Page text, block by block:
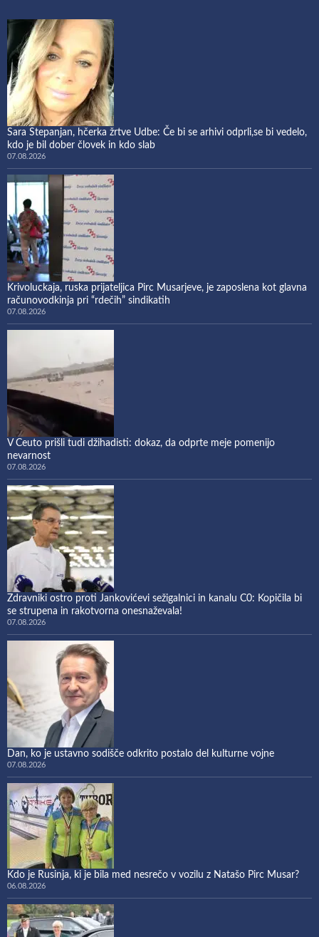
Sara Stepanjan, hčerka žrtve Udbe: Če bi se arhivi odprli,se bi vedelo,
kdo je bil dober človek in kdo slab
07.08.2026
Krivoluckaja, ruska prijateljica Pirc Musarjeve, je zaposlena kot glavna
računovodkinja pri “rdečih” sindikatih
07.08.2026
V Ceuto prišli tudi džihadisti: dokaz, da odprte meje pomenijo
nevarnost
07.08.2026
Zdravniki ostro proti Jankovićevi sežigalnici in kanalu C0: Kopičila bi
se strupena in rakotvorna onesnaževala!
07.08.2026
Dan, ko je ustavno sodišče odkrito postalo del kulturne vojne
07.08.2026
Kdo je Rusinja, ki je bila med nesrečo v vozilu z Natašo Pirc Musar?
06.08.2026